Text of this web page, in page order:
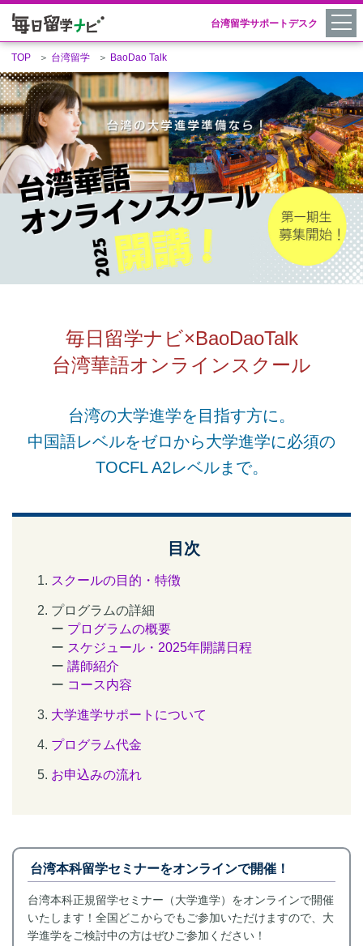
台湾留学サポートデスク
TOP ＞ 台湾留学 ＞ BaoDao Talk
毎日留学ナビ×BaoDaoTalk
台湾華語オンラインスクール
台湾の大学進学を目指す方に。
中国語レベルをゼロから大学進学に必須の
TOCFL A2レベルまで。
目次
スクールの目的・特徴
プログラムの詳細
ー プログラムの概要
ー スケジュール・2025年開講日程
ー 講師紹介
ー コース内容
大学進学サポートについて
プログラム代金
お申込みの流れ
台湾本科留学セミナーをオンラインで開催！
台湾本科正規留学セミナー（大学進学）をオンラインで開催
いたします！全国どこからでもご参加いただけますので、大
学進学をご検討中の方はぜひご参加ください！